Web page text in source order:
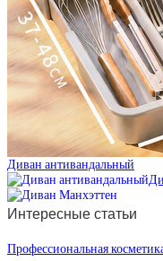
Диван антивандальный
Интересные статьи
Профессиональная